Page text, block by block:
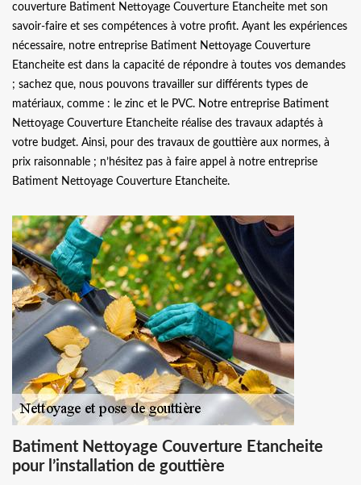
couverture Batiment Nettoyage Couverture Etancheite met son
savoir-faire et ses compétences à votre profit. Ayant les expériences
nécessaire, notre entreprise Batiment Nettoyage Couverture
Etancheite est dans la capacité de répondre à toutes vos demandes
; sachez que, nous pouvons travailler sur différents types de
matériaux, comme : le zinc et le PVC. Notre entreprise Batiment
Nettoyage Couverture Etancheite réalise des travaux adaptés à
votre budget. Ainsi, pour des travaux de gouttière aux normes, à
prix raisonnable ; n’hésitez pas à faire appel à notre entreprise
Batiment Nettoyage Couverture Etancheite.
Batiment Nettoyage Couverture Etancheite
pour l’installation de gouttière